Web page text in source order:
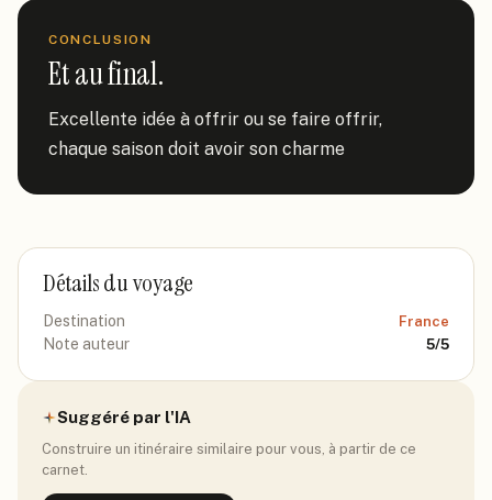
CONCLUSION
Et au final.
Excellente idée à offrir ou se faire offrir,
chaque saison doit avoir son charme
Détails du voyage
Destination France
Note auteur 5/5
Suggéré par l'IA
Construire un itinéraire similaire pour vous, à partir de ce
carnet.